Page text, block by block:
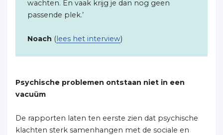
wachten. En vaak krijg je dan nog geen
passende plek.’
Noach (lees het interview)
Psychische problemen ontstaan niet in een
vacuüm
De rapporten laten ten eerste zien dat psychische
klachten sterk samenhangen met de sociale en